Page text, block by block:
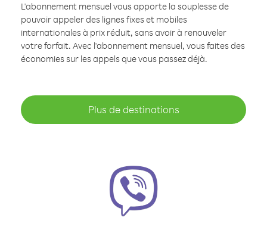
L'abonnement mensuel vous apporte la souplesse de
pouvoir appeler des lignes fixes et mobiles
internationales à prix réduit, sans avoir à renouveler
votre forfait. Avec l'abonnement mensuel, vous faites des
économies sur les appels que vous passez déjà.
Plus de destinations